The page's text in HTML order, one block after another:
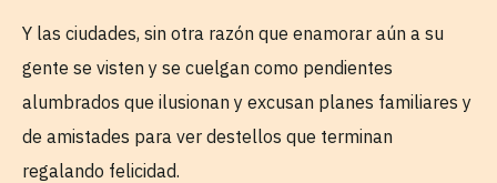
Y las ciudades, sin otra razón que enamorar aún a su
gente se visten y se cuelgan como pendientes
alumbrados que ilusionan y excusan planes familiares y
de amistades para ver destellos que terminan
regalando felicidad.